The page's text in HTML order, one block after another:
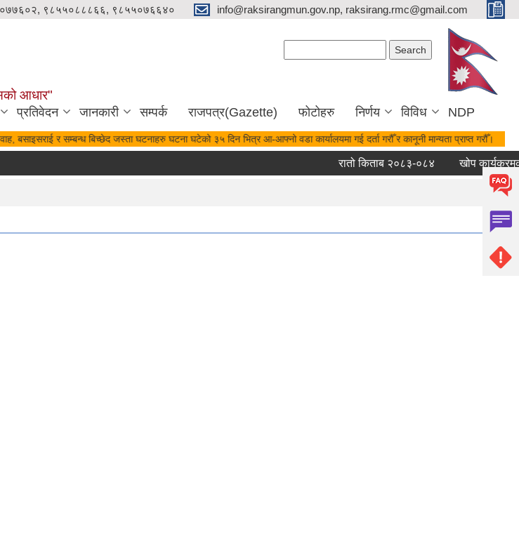
९८५५०८८८६६, ९८५५०७६६४० info@raksirangmun.gov.np, raksirang.rmc@gmail.com
आधार"
प्रतिवेदन जानकारी सम्पर्क राजपत्र(Gazette) फोटोहरु निर्णय विविध NDP
बसाइसराई र सम्बन्ध बिच्छेद जस्ता घटनाहरु घटना घटेको ३५ दिन भित्र आ-आफ्नो वडा कार्यालयमा गई दर्ता गरौँ र कानूनी मान्यता प्राप्त गरौँ।
रातो किताब २०८३-०८४ खोप